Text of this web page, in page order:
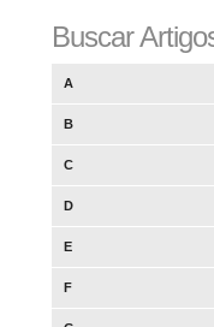
Buscar
A
B
C
D
E
F